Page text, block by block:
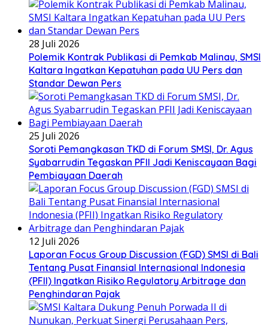
28 Juli 2026
Polemik Kontrak Publikasi di Pemkab Malinau, SMSI
Kaltara Ingatkan Kepatuhan pada UU Pers dan
Standar Dewan Pers
25 Juli 2026
Soroti Pemangkasan TKD di Forum SMSI, Dr. Agus
Syabarrudin Tegaskan PFII Jadi Keniscayaan Bagi
Pembiayaan Daerah
12 Juli 2026
Laporan Focus Group Discussion (FGD) SMSI di Bali
Tentang Pusat Finansial Internasional Indonesia
(PFII) Ingatkan Risiko Regulatory Arbitrage dan
Penghindaran Pajak